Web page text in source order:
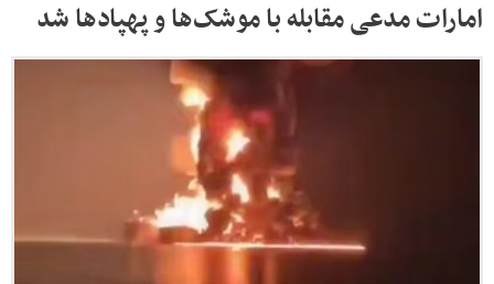
امارات مدعی مقابله با موشک‌ها و پهپادها شد